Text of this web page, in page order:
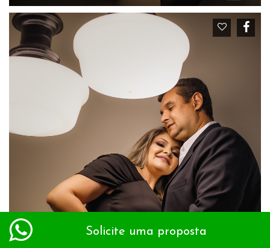
Solicite uma proposta